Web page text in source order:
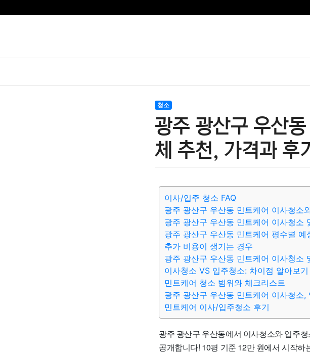
청소
광주 광산구 우산
체 추천, 가격과 후
이사/입주 청소 FAQ
광주 광산구 우산동 민트케어 이사청소
광주 광산구 우산동 민트케어 이사청소
광주 광산구 우산동 민트케어 평수별 예
추가 비용이 생기는 경우
광주 광산구 우산동 민트케어 이사청소
이사청소 VS 입주청소: 차이점 알아보기
민트케어 청소 범위와 체크리스트
광주 광산구 우산동 민트케어 이사청소,
민트케어 이사/입주청소 후기
광주 광산구 우산동에서 이사청소와 입주
공개합니다! 10평 기준 12만 원에서 시작